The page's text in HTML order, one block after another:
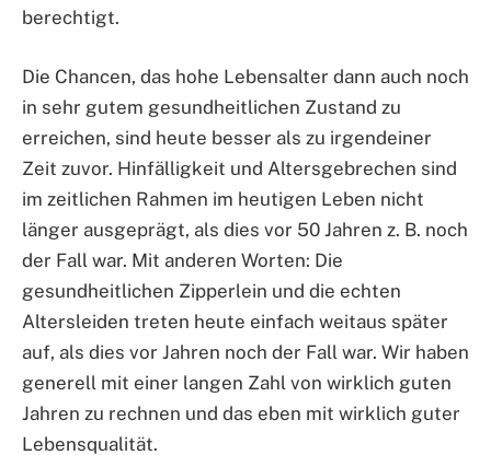
berechtigt.
Die Chancen, das hohe Lebensalter dann auch noch
in sehr gutem gesundheitlichen Zustand zu
erreichen, sind heute besser als zu irgendeiner
Zeit zuvor. Hinfälligkeit und Altersgebrechen sind
im zeitlichen Rahmen im heutigen Leben nicht
länger ausgeprägt, als dies vor 50 Jahren z. B. noch
der Fall war. Mit anderen Worten: Die
gesundheitlichen Zipperlein und die echten
Altersleiden treten heute einfach weitaus später
auf, als dies vor Jahren noch der Fall war. Wir haben
generell mit einer langen Zahl von wirklich guten
Jahren zu rechnen und das eben mit wirklich guter
Lebensqualität.